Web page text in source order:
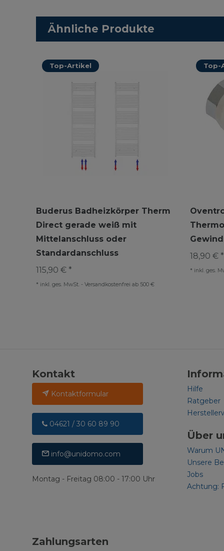
Ähnliche Produkte
Top-Artikel
Buderus Badheizkörper Therm
Direct gerade weiß mit
Mittelanschluss oder
Standardanschluss
115,90 € *
* inkl. ges. MwSt. - Versandkostenfrei ab 500 €
Top-
18,90 € *
* inkl. ges.
Kontakt
Kontaktformular
04621 / 30 60 89 90
info@unidomo.com
Montag - Freitag 08:00 - 17:00 Uhr
Hilfe
Ratgeber
Über
Warum
Unsere
Jobs
Achtung:
Zahlungsarten